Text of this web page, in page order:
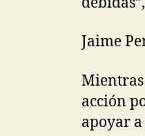
Jaime
acción
apoyar